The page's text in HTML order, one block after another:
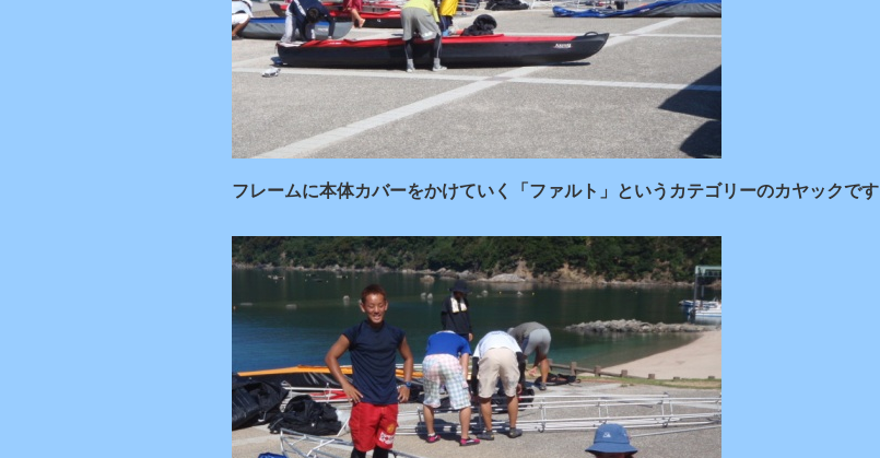
フレームに本体カバーをかけていく「ファルト」というカテゴリーのカヤックです